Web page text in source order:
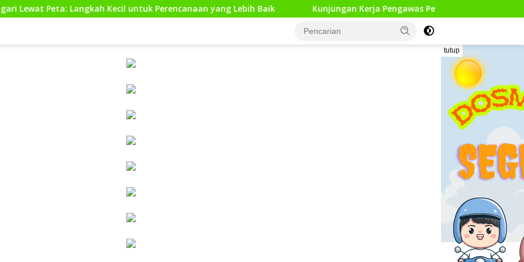
Kecil untuk Perencanaan yang Lebih Baik Kunjungan Kerja Pengawas Pendidikan Dasar di 13 Kecamatan
tutup